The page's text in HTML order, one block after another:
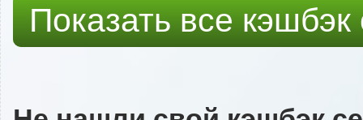
Показать все